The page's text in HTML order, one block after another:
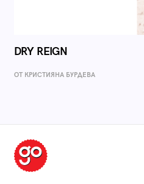
DRY REIGN
ОТ КРИСТИЯНА БУРДЕВА